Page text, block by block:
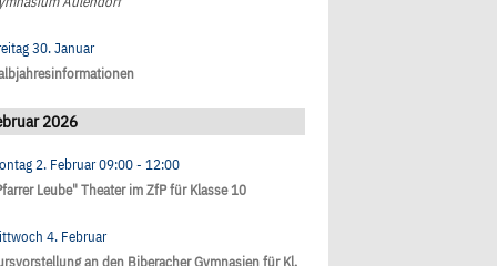
30. Januar
2026
2. Februar09:00- 12:00
Leube" Theater im ZfP für Klasse 10
4. Februar
an den Biberacher Gymnasien für Kl.